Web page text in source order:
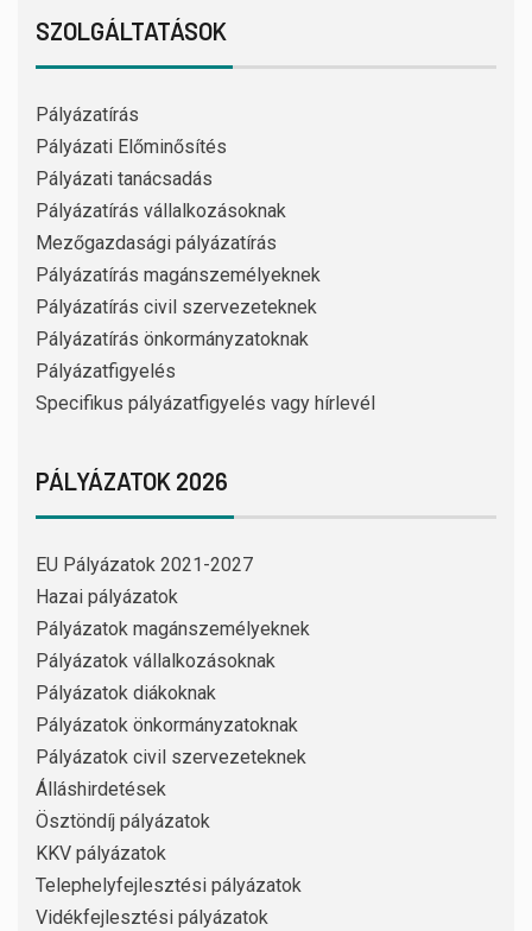
SZOLGÁLTATÁSOK
Pályázatírás
Pályázati Előminősítés
Pályázati tanácsadás
Pályázatírás vállalkozásoknak
Mezőgazdasági pályázatírás
Pályázatírás magánszemélyeknek
Pályázatírás civil szervezeteknek
Pályázatírás önkormányzatoknak
Pályázatfigyelés
Specifikus pályázatfigyelés vagy hírlevél
PÁLYÁZATOK 2026
EU Pályázatok 2021-2027
Hazai pályázatok
Pályázatok magánszemélyeknek
Pályázatok vállalkozásoknak
Pályázatok diákoknak
Pályázatok önkormányzatoknak
Pályázatok civil szervezeteknek
Álláshirdetések
Ösztöndíj pályázatok
KKV pályázatok
Telephelyfejlesztési pályázatok
Vidékfejlesztési pályázatok